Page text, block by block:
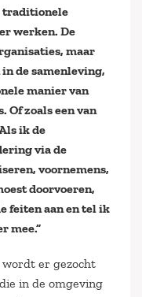
traditionele
werken. De
maar
de samenleving,
manier van
Of zoals een van
ik de
via de
voornemens,
doorvoeren,
feiten aan en tel ik
mee.”
er gezocht
in de omgeving